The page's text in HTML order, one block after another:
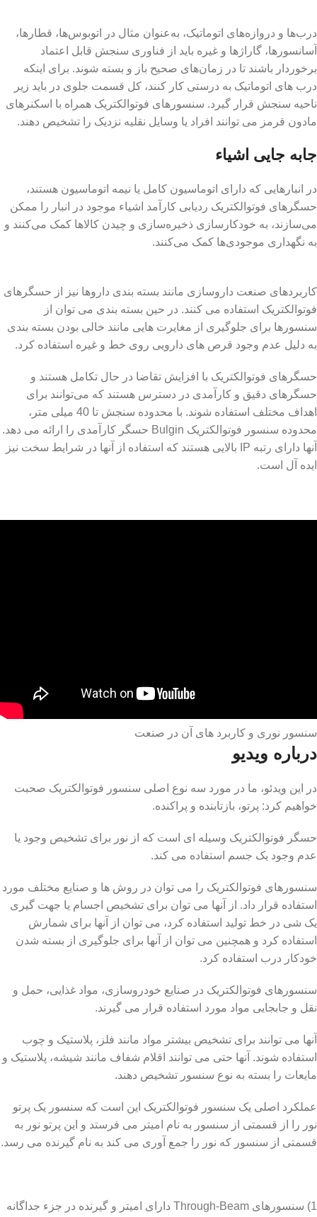
درب‌ها و دروازه‌های اتوماتیک، به‌عنوان مثال در اتوبوس‌ها، قطارها،
آسانسورها، گاراژها و غیره باید از فناوری سنجش قابل اعتماد
برخوردار باشند تا در زمان‌های صحیح باز و بسته شوند. برای اینکه
درب های اتوماتیک به درستی کار کنند، کل قسمت جلوی در باید زیر
ناحیه سنجش قرار گیرد. سنسورهای فوتوالکتریک همراه با اسکنرهای
مادون قرمز می توانند افراد یا وسایل نقلیه نزدیک را تشخیص دهند.
جابه جایی اشیاء
در انبارهایی که دارای اتوماسیون کامل یا نیمه اتوماسیون هستند،
حسگرهای فوتوالکتریک ردیابی کارآمد اشیاء موجود در انبار را ممکن
می‌سازند، به خودکارسازی ذخیره‌سازی و چیدن کالاها کمک می‌کنند و
به نگهداری موجودی‌ها کمک می‌کنند.
کاربردهای صنعت داروسازی مانند بسته بندی داروها نیز از حسگرهای
فوتوالکتریک استفاده می کنند. در حین بسته بندی می توان از
سنسورها برای جلوگیری از مغایرت هایی مانند خالی بودن بسته بندی
به دلیل عدم وجود قرص های دارویی روی خط و غیره استفاده کرد.
حسگرهای فوتوالکتریک با افزایش تقاضا در حال تکامل هستند و
حسگرهای دقیق و کارآمدی در دسترس هستند که می‌توانند برای
اهداف مختلف استفاده شوند. با محدوده سنجش تا 40 میلی متر،
محدوده سنسور فوتوالکتریک Bulgin حسگر کارآمدی را ارائه می دهد.
آنها دارای رتبه IP بالایی هستند که استفاده از آنها در شرایط سخت نیز
ایده آل است.
سنسور نوری و کاربرد های آن در صنعت
درباره ویدیو
در این ویدئو، ما در مورد سه نوع اصلی سنسور فوتوالکتریک صحبت
خواهیم کرد: پرتو، بازتابنده و پراکنده.
حسگر فوتوالکتریک وسیله ای است که از نور برای تشخیص وجود یا
عدم وجود یک جسم استفاده می کند.
سنسورهای فوتوالکتریک را می توان در روش ها و صنایع مختلف مورد
استفاده قرار داد. از آنها می توان برای تشخیص اجسام یا جهت گیری
یک شی در خط تولید استفاده کرد، می توان از آنها برای شمارش
استفاده کرد و همچنین می توان از آنها برای جلوگیری از بسته شدن
خودکار درب استفاده کرد.
سنسورهای فوتوالکتریک در صنایع خودروسازی، مواد غذایی، حمل و
نقل و جابجایی مواد مورد استفاده قرار می گیرند.
آنها می توانند برای تشخیص بیشتر مواد مانند فلز، پلاستیک و چوب
استفاده شوند. آنها حتی می توانند اقلام شفاف مانند شیشه، پلاستیک و
مایعات را بسته به نوع سنسور تشخیص دهند.
عملکرد اصلی یک سنسور فوتوالکتریک این است که سنسور یک پرتو
نور را از قسمتی از سنسور به نام امیتر می فرستد و این پرتو نور به
قسمتی از سنسور که نور را جمع آوری می کند به نام گیرنده می رسد.
1) سنسورهای Through-Beam دارای امیتر و گیرنده در جزء جداگانه